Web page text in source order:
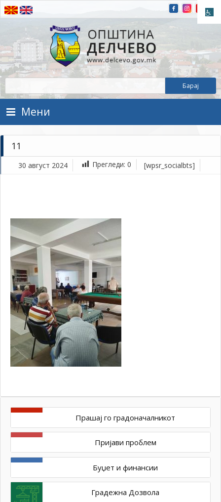
Прескокнете на содржината
Општина Делчево
Општина Делчево
Мени
11
30 август 2024 Прегледи: 0 [wpsr_socialbts]
Прашај го градоначалникот
Пријави проблем
Буџет и финансии
Градежна Дозвола